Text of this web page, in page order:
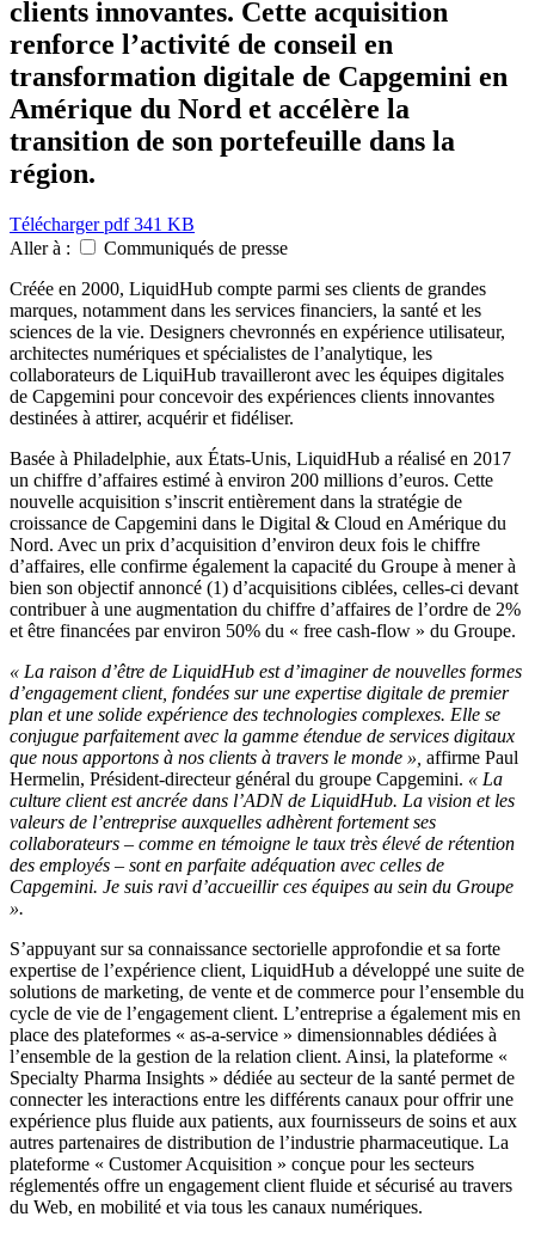
clients innovantes. Cette acquisition
renforce l’activité de conseil en
transformation digitale de Capgemini en
Amérique du Nord et accélère la
transition de son portefeuille dans la
région.
Téléchargerpdf 341 KB
Aller à :
Communiqués de presse
Créée en 2000, LiquidHub compte parmi ses clients de grandes
marques, notamment dans les services financiers, la santé et les
sciences de la vie. Designers chevronnés en expérience utilisateur,
architectes numériques et spécialistes de l’analytique, les
collaborateurs de LiquiHub travailleront avec les équipes digitales
de Capgemini pour concevoir des expériences clients innovantes
destinées à attirer, acquérir et fidéliser.
Basée à Philadelphie, aux États-Unis, LiquidHub a réalisé en 2017
un chiffre d’affaires estimé à environ 200 millions d’euros. Cette
nouvelle acquisition s’inscrit entièrement dans la stratégie de
croissance de Capgemini dans le Digital & Cloud en Amérique du
Nord. Avec un prix d’acquisition d’environ deux fois le chiffre
d’affaires, elle confirme également la capacité du Groupe à mener à
bien son objectif annoncé (1) d’acquisitions ciblées, celles-ci devant
contribuer à une augmentation du chiffre d’affaires de l’ordre de 2%
et être financées par environ 50% du « free cash-flow » du Groupe.
« La raison d’être de LiquidHub est d’imaginer de nouvelles formes
d’engagement client, fondées sur une expertise digitale de premier
plan et une solide expérience des technologies complexes. Elle se
conjugue parfaitement avec la gamme étendue de services digitaux
que nous apportons à nos clients à travers le monde », affirme Paul
Hermelin, Président-directeur général du groupe Capgemini. « La
culture client est ancrée dans l’ADN de LiquidHub. La vision et les
valeurs de l’entreprise auxquelles adhèrent fortement ses
collaborateurs – comme en témoigne le taux très élevé de rétention
des employés – sont en parfaite adéquation avec celles de
Capgemini. Je suis ravi d’accueillir ces équipes au sein du Groupe
».
S’appuyant sur sa connaissance sectorielle approfondie et sa forte
expertise de l’expérience client, LiquidHub a développé une suite de
solutions de marketing, de vente et de commerce pour l’ensemble du
cycle de vie de l’engagement client. L’entreprise a également mis en
place des plateformes « as-a-service » dimensionnables dédiées à
l’ensemble de la gestion de la relation client. Ainsi, la plateforme «
Specialty Pharma Insights » dédiée au secteur de la santé permet de
connecter les interactions entre les différents canaux pour offrir une
expérience plus fluide aux patients, aux fournisseurs de soins et aux
autres partenaires de distribution de l’industrie pharmaceutique. La
plateforme « Customer Acquisition » conçue pour les secteurs
réglementés offre un engagement client fluide et sécurisé au travers
du Web, en mobilité et via tous les canaux numériques.